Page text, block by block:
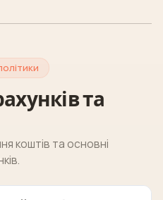
та
коштів та основні